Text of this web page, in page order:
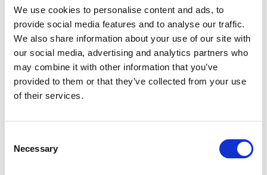
We use cookies to personalise content and ads, to
provide social media features and to analyse our traffic.
We also share information about your use of our site with
our social media, advertising and analytics partners who
may combine it with other information that you’ve
provided to them or that they’ve collected from your use
of their services.
Selection
Necessary
Description
Échelle de laveur de vitres Solide en
aluminium 3x10 échelons – travail sûr et
efficace en hauteur
échelle de laveur de vitres Solide en aluminiumest
conçue pour lenettoyage professionnel des vitres et
de vitresallie légèreté, robustesse et stabilité, et convient
entreprises de propreté ainsi qu’aux utilisateurs exigeants.